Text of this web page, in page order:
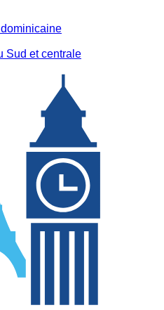
Sud et centrale